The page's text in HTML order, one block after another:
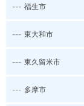
--- 福生市
--- 東大和市
--- 東久留米市
--- 多摩市